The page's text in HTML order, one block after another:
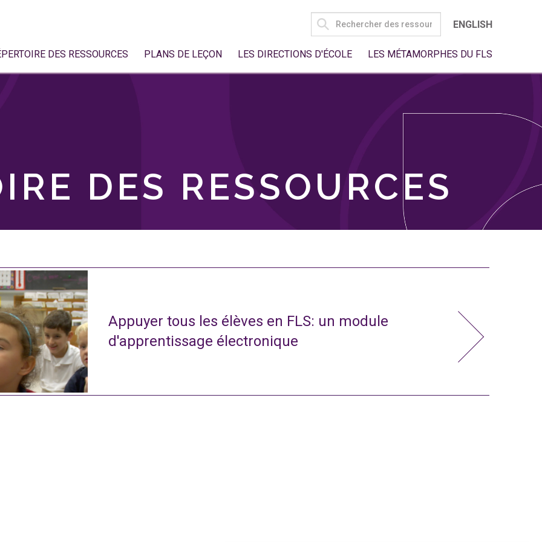
SEARCH
FOR:
ENGLISH
DES RESSOURCES PLANS DE LEÇON LES DIRECTIONS D'ÉCOLE LES MÉTAMORPHES DU FLS
DES RESSOURCES
Appuyer tous les élèves en FLS: un module
d'apprentissage électronique